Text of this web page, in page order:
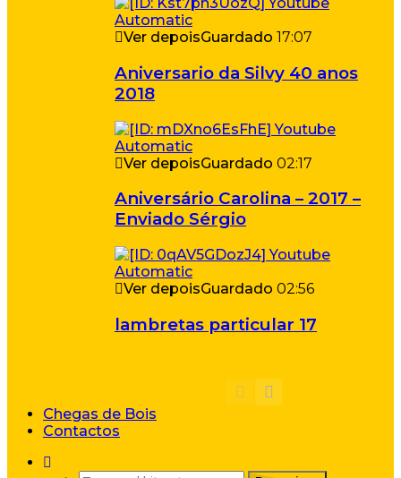
Ver depoisGuardado 17:07
Aniversario da Silvy 40 anos
2018
Ver depoisGuardado 02:17
Aniversário Carolina – 2017 –
Enviado Sérgio
Ver depoisGuardado 02:56
lambretas particular 17
Chegas de Bois
Contactos